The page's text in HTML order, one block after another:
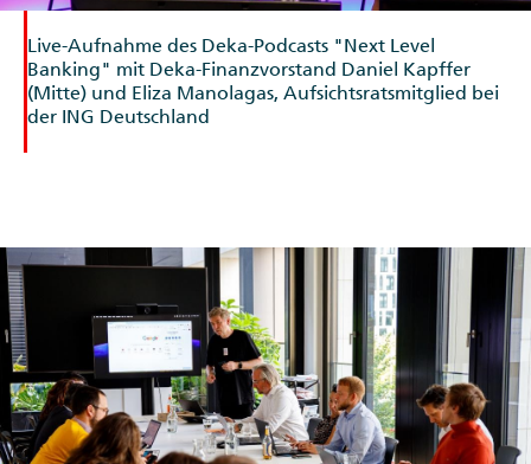
Live-Aufnahme des Deka-Podcasts "Next Level
Banking" mit Deka-Finanzvorstand Daniel Kapffer
(Mitte) und Eliza Manolagas, Aufsichtsratsmitglied bei
der ING Deutschland